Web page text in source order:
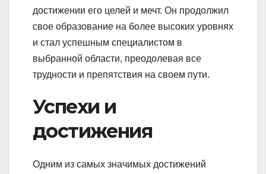
достижении его целей и мечт. Он продолжил
свое образование на более высоких уровнях
и стал успешным специалистом в
выбранной области, преодолевая все
трудности и препятствия на своем пути.
Успехи и
достижения
Одним из самых значимых достижений